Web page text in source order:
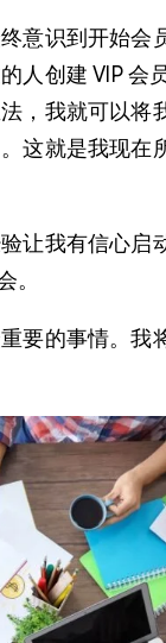
意识到开始会
人创建 VIP 会
，我就可以将
这就是我现在
让我有信心启
。
要的事情。我